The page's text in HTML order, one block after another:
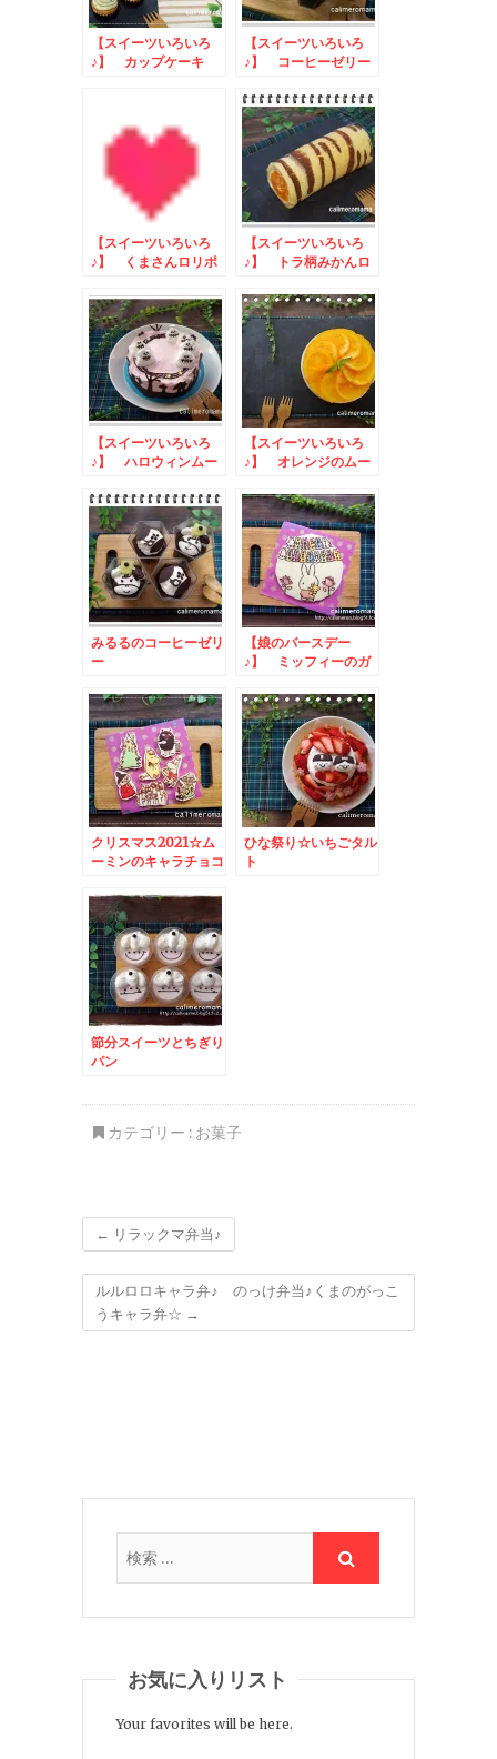
【スイーツいろいろ
♪】 カップケーキ
【スイーツいろいろ
♪】 コーヒーゼリー
【スイーツいろいろ
♪】 くまさんロリポ
ポッドニューイヤーキ
ャンペーン
【スイーツいろいろ
♪】 トラ柄みかんロ
【スイーツいろいろ
♪】 ハロウィンムー
【スイーツいろいろ
♪】 オレンジのムー
みるるのコーヒーゼリ
ー
【娘のバースデー
♪】 ミッフィーのガ
クリスマス2021☆ム
ーミンのキャラチョコ
ひな祭り☆いちごタル
ト
節分スイーツとちぎり
パン
カテゴリー : お菓子
← リラックマ弁当♪
ルルロロキャラ弁♪ のっけ弁当♪くまのがっこ
うキャラ弁☆ →
お気に入りリスト
Your favorites will be here.